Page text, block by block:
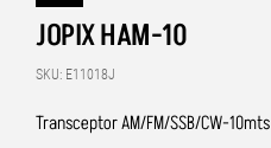
JOPIX HAM-10
SKU: E11018J
Transceptor AM/FM/SSB/CW-10mts